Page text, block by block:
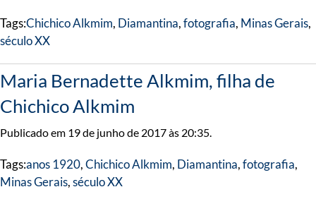
Tags:Chichico Alkmim, Diamantina,fotografia, Minas Gerais,
século XX
Maria Bernadette Alkmim, filha de
Chichico Alkmim
Publicado em 19 de junho de 2017 às 20:35.
Tags:anos 1920,Chichico Alkmim, Diamantina,fotografia,
Minas Gerais,século XX